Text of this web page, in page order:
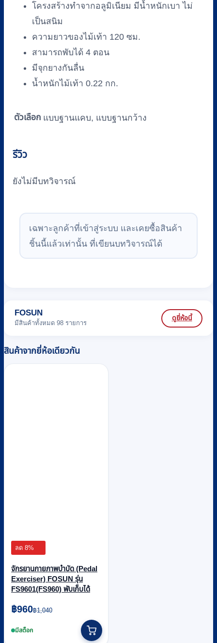
โครงสร้างทำจากอลูมิเนียม มีน้ำหนักเบา ไม่
เป็นสนิม
ความยาวของไม้เท้า 120 ซม.
สามารถพับได้ 4 ตอน
มีจุกยางกันลื่น
น้ำหนักไม้เท้า 0.22 กก.
ตัวเลือก แบบฐานแคบ, แบบฐานกว้าง
รีวิว
ยังไม่มีบทวิจารณ์
เฉพาะลูกค้าที่เข้าสู่ระบบ และเคยซื้อสินค้า
ชิ้นนี้แล้วเท่านั้น ที่เขียนบทวิจารณ์ได้
FOSUN
มีสินค้าทั้งหมด 98 รายการ
ดูยี่ห้อนี้
สินค้าจากยี่ห้อเดียวกัน
ลด 8%
จักรยานกายภาพบำบัด (Pedal
Exerciser) FOSUN รุ่น
FS9601(FS960) พับเก็บได้
฿1,040
Original
was:
฿960
Current
is:มีสต็อก